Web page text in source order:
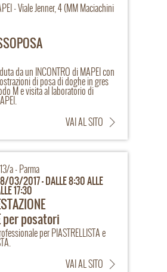
- Viale Jenner, 4 (MM Maciachini
da un INCONTRO di MAPEI con
di posa di doghe in gres
M e visita al laboratorio di
VAI AL SITO
a - Parma
03/2017 - DALLE 8:30 ALLE
17:30
per posatori
per PIASTRELLISTA e
VAI AL SITO